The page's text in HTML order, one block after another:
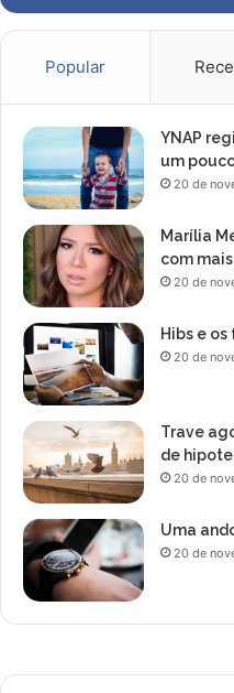
Popular
YNAP
um
20 de
Marília
com
20 de
Hibs e os
20 de
Trave
de
20 de
Uma
20 de